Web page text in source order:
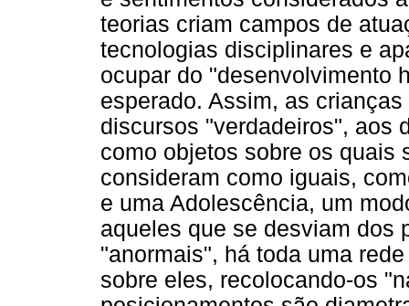
teorias criam campos de
tecnologias disciplinares e
ocupar do "desenvolvimento
esperado. Assim, as
discursos "verdadeiros", aos
como objetos sobre os quais
consideram como iguais,
e uma Adolescência, um
aqueles que se desviam dos
"anormais", há toda uma
sobre eles, recolocando-os